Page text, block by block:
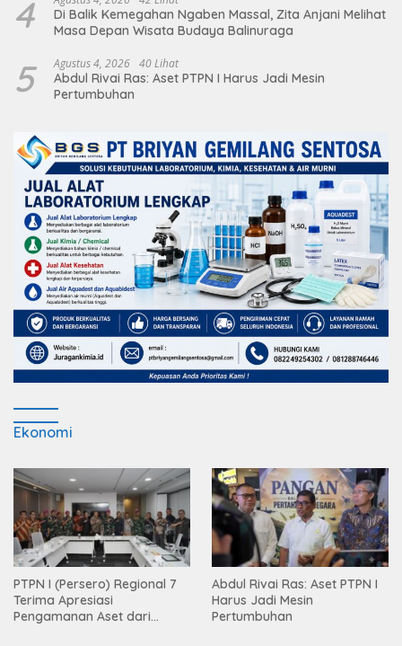
4
Di Balik Kemegahan Ngaben Massal, Zita Anjani Melihat
Masa Depan Wisata Budaya Balinuraga
5 Agustus 4, 2026 40 Lihat
Abdul Rivai Ras: Aset PTPN I Harus Jadi Mesin
Pertumbuhan
Ekonomi
PTPN I (Persero) Regional 7
Terima Apresiasi
Pengamanan Aset dari
Abdul Rivai Ras: Aset PTPN I
Harus Jadi Mesin
Pertumbuhan